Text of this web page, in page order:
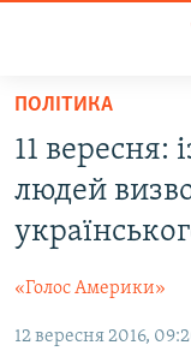
Перейти
основного
матеріалу
Перейти
до
основної
Перейти
ВСЕ ЗА ДОБУ
СТАТТІ
ЕКОНОМІКА
СУСПІЛЬСТВО
РОСІЙСЬКА
ДОНБАС.РЕАЛІЇ
ПОЛІТИКА
11 вересня:
людей
«Голос Америки»
12 вересня 2016,